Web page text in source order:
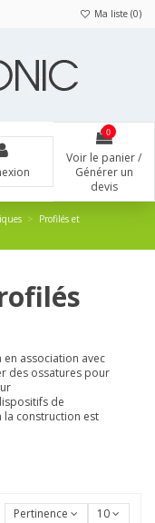
Ma liste (0)
0
Voir le panier /
Générer un
devis
Profilés et
association avec
des ossatures pour
de
la construction est
Pertinence 10